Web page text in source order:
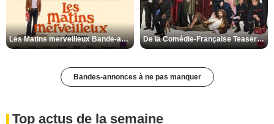
Les Matins merveilleux Bande-annonce VF De la Comédie-Française Teaser VF
Bandes-annonces à ne pas manquer
Top actus de la semaine